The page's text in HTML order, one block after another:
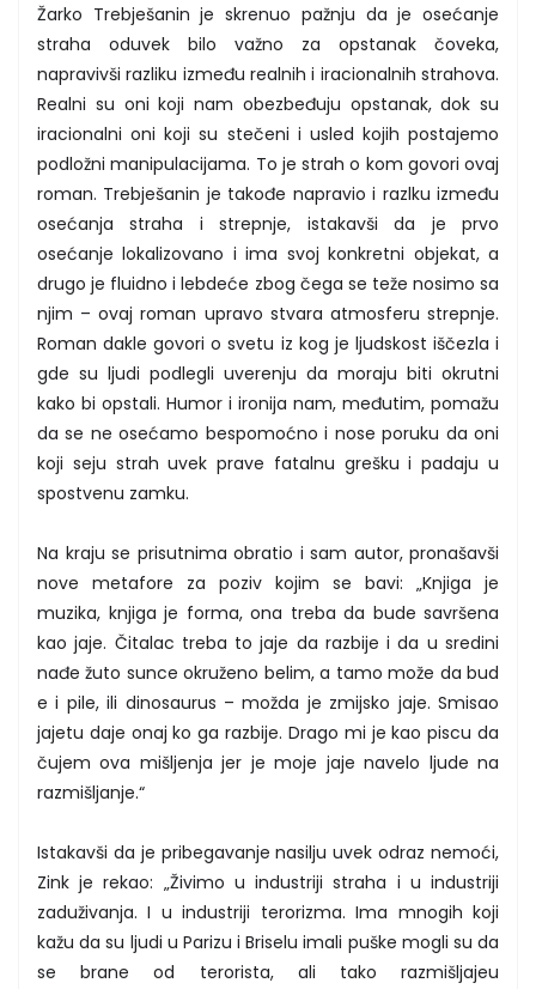
Žarko Trebješanin je skrenuo pažnju da je osećanje
straha oduvek bilo važno za opstanak čoveka,
napravivši razliku između realnih i iracionalnih strahova.
Realni su oni koji nam obezbeđuju opstanak, dok su
iracionalni oni koji su stečeni i usled kojih postajemo
podložni manipulacijama. To je strah o kom govori ovaj
roman. Trebješanin je takođe napravio i razlku između
osećanja straha i strepnje, istakavši da je prvo
osećanje lokalizovano i ima svoj konkretni objekat, a
drugo je fluidno i lebdeće zbog čega se teže nosimo sa
njim – ovaj roman upravo stvara atmosferu strepnje.
Roman dakle govori o svetu iz kog je ljudskost iščezla i
gde su ljudi podlegli uverenju da moraju biti okrutni
kako bi opstali. Humor i ironija nam, međutim, pomažu
da se ne osećamo bespomoćno i nose poruku da oni
koji seju strah uvek prave fatalnu grešku i padaju u
spostvenu zamku.
Na kraju se prisutnima obratio i sam autor, pronašavši
nove metafore za poziv kojim se bavi: „Knjiga je
muzika, knjiga je forma, ona treba da bude savršena
kao jaje. Čitalac treba to jaje da razbije i da u sredini
nađe žuto sunce okruženo belim, a tamo može da bud
e i pile, ili dinosaurus – možda je zmijsko jaje. Smisao
jajetu daje onaj ko ga razbije. Drago mi je kao piscu da
čujem ova mišljenja jer je moje jaje navelo ljude na
razmišljanje.“
Istakavši da je pribegavanje nasilju uvek odraz nemoći,
Zink je rekao: „Živimo u industriji straha i u industriji
zaduživanja. I u industriji terorizma. Ima mnogih koji
kažu da su ljudi u Parizu i Briselu imali puške mogli su da
se brane od terorista, ali tako razmišljajeu